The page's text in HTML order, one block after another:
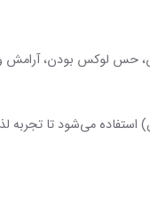
حس لوکس بودن،
استفاده می‌شود تا